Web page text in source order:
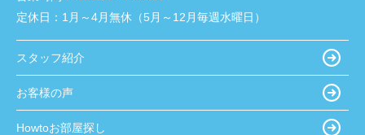
定休日： 1月～4月無休（5月～12月毎週水曜日）
スタッフ紹介
お客様の声
Howtoお部屋探し